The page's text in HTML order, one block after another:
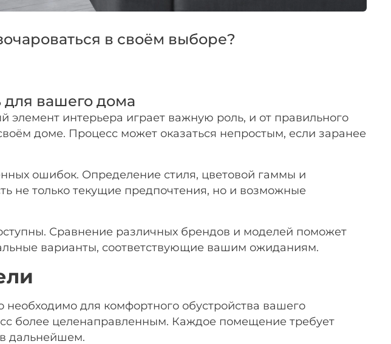
в своём выборе?
для вашего дома
элемент интерьера играет важную роль, и от правильного
доме. Процесс может оказаться непростым, если заранее
ошибок. Определение стиля, цветовой гаммы и
не только текущие предпочтения, но и возможные
Сравнение различных брендов и моделей поможет
варианты, соответствующие вашим ожиданиям.
необходимо для комфортного обустройства вашего
более целенаправленным. Каждое помещение требует
в дальнейшем.
раз в 2
раз в 2 недели
51